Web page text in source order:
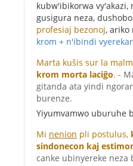
kubw'ibikorwa vy'akazi,
gusigura neza,
profesiaj bezonoj, ariko
krom + n'ibindi
Marta kuŝis sur la
krom morta laciĝo. -
gitanda ata yindi
burenze.
Yiyumvamwo uburuhe
Mi nenion pli postulus,
sindonecon kaj
canke ubinyereke neza